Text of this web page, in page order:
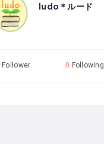
ludo＊ルード
Follower 0 Following